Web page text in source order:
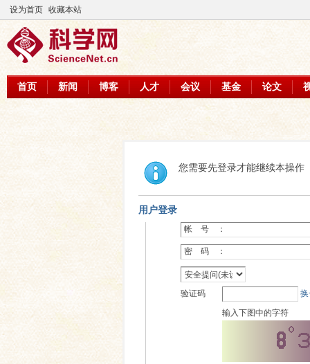
设为首页 收藏本站
首页 新闻 博客 人才 会议 基金 论文
您需要先登录才能继续本操作
用户登录
帐 号 ：
密 码 ：
验证码
输入下图中的字符